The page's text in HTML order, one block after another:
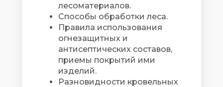
лесоматериалов.
Способы обработки леса.
Правила использования
огнезащитных и
антисептических составов,
приемы покрытий ими
изделий.
Разновидности кровельных